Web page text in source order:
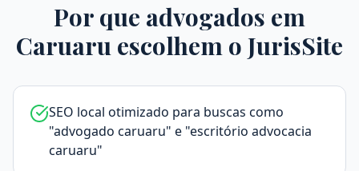
Por que advogados em
Caruaru escolhem o JurisSite
SEO local otimizado para buscas como
"advogado caruaru" e "escritório advocacia
caruaru"